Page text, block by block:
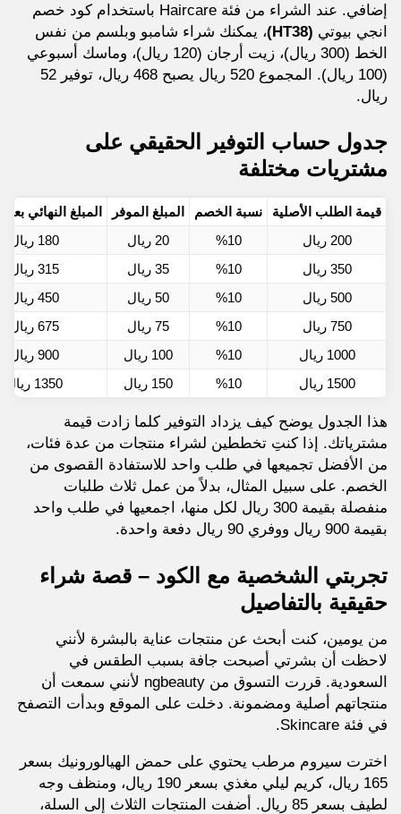
إضافي. عند الشراء من فئة Haircare باستخدام كود خصم
انجي بيوتي (HT38)
، يمكنك شراء شامبو وبلسم من نفس
الخط (300 ريال)، زيت أرجان (120 ريال)، وماسك أسبوعي
(100 ريال). المجموع 520 ريال يصبح 468 ريال، توفير 52
ريال.
جدول حساب التوفير الحقيقي على
مشتريات مختلفة
قيمة الطلب الأصلية نسبة الخصم المبلغ الموفر
المبلغ النهائي
200 ريال
%10 20 ريال
180 ريال
350 ريال
%10 35 ريال
315 ريال
500 ريال
%10 50 ريال
450 ريال
750 ريال
%10 75 ريال
675 ريال
1000 ريال
%10 100 ريال
900 ريال
1500 ريال
%10 150 ريال 1350 ريال
هذا الجدول يوضح كيف يزداد التوفير كلما زادت قيمة
مشترياتك. إذا كنتِ تخططين لشراء منتجات من عدة فئات،
من الأفضل تجميعها في طلب واحد للاستفادة القصوى من
الخصم. على سبيل المثال، بدلاً من عمل ثلاث طلبات
منفصلة بقيمة 300 ريال لكل منها، اجمعيها في طلب واحد
بقيمة 900 ريال ووفري 90 ريال دفعة واحدة.
تجربتي الشخصية مع الكود – قصة شراء
حقيقية بالتفاصيل
من يومين، كنت أبحث عن منتجات عناية بالبشرة لأنني
لاحظت أن بشرتي أصبحت جافة بسبب الطقس في
السعودية. قررت التسوق من ngbeauty لأنني سمعت أن
منتجاتهم أصلية ومضمونة. دخلت على الموقع وبدأت التصفح
في فئة Skincare.
اخترت سيروم مرطب يحتوي على حمض الهيالورونيك بسعر
165 ريال، كريم ليلي مغذي بسعر 190 ريال، ومنظف وجه
لطيف بسعر 85 ريال. أضفت المنتجات الثلاث إلى السلة،